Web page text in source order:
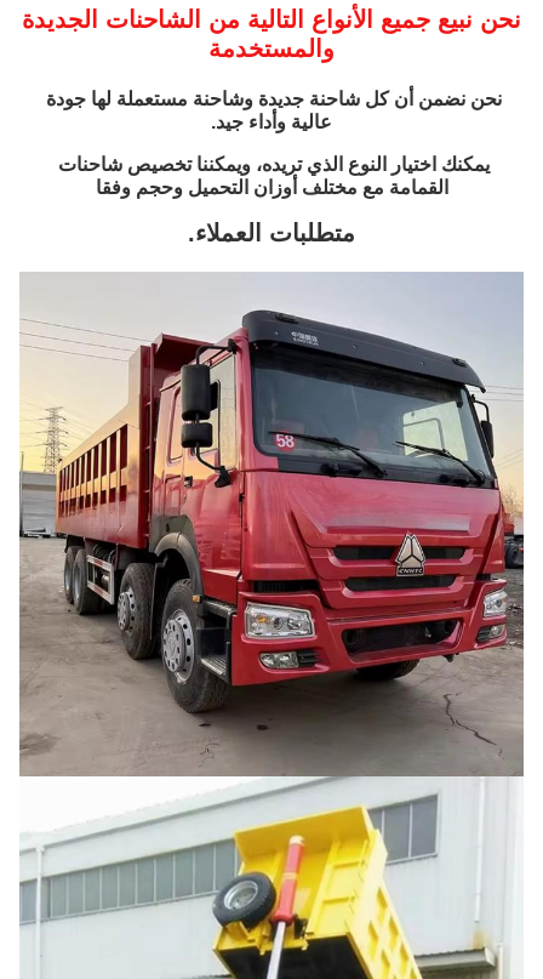
نحن نبيع جميع الأنواع التالية من الشاحنات الجديدة
والمستخدمة
عالية وأداء جيد.
القمامة مع مختلف أوزان التحميل وحجم وفقا
متطلبات العملاء.